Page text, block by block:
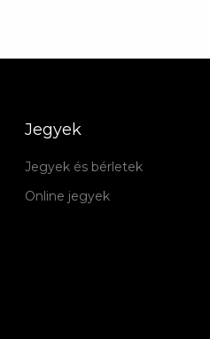
Jegyek
Jegyek és bérletek
Online jegyek